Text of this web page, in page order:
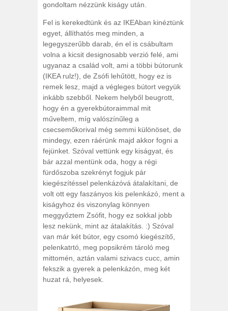
gondoltam nézzünk kiságy után.
Fel is kerekedtünk és az IKEAban kinéztünk
egyet, állíthatós meg minden, a
legegyszerűbb darab, én el is csábultam
volna a kicsit designosabb verzió felé, ami
ugyanaz a család volt, ami a többi bútorunk
(IKEA rulz!), de Zsófi lehűtött, hogy ez is
remek lesz, majd a végleges bútort vegyük
inkább szebből. Nekem helyből beugrott,
hogy én a gyerekbútoraimmal mit
műveltem, míg valószínűleg a
csecsemőkorival még semmi különöset, de
mindegy, ezen ráérünk majd akkor fogni a
fejünket. Szóval vettünk egy kiságyat, és
bár azzal mentünk oda, hogy a régi
fürdőszoba szekrényt fogjuk pár
kiegészítéssel pelenkázóvá átalakítani, de
volt ott egy faszányos kis pelenkázó, ment a
kiságyhoz és viszonylag könnyen
meggyőztem Zsófit, hogy ez sokkal jobb
lesz nekünk, mint az átalakítás. :) Szóval
van már két bútor, egy csomó kiegészítő,
pelenkatrtó, meg popsikrém tároló meg
mittomén, aztán valami szivacs cucc, amin
fekszik a gyerek a pelenkázón, meg két
huzat rá, helyesek.